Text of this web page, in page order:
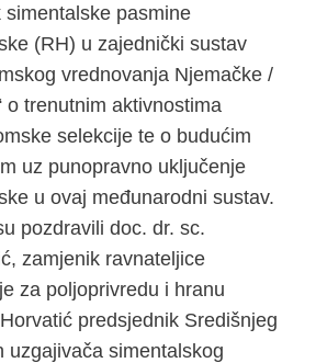
simentalske pasmine
(RH) u zajednički sustav
vrednovanja Njemačke /
o trenutnim aktivnostima
selekcije te o budućim
uz punopravno uključenje
u ovaj međunarodni sustav.
pozdravili doc. dr. sc.
zamjenik ravnateljice
za poljoprivredu i hranu
predsjednik Središnjeg
uzgajivača simentalskog